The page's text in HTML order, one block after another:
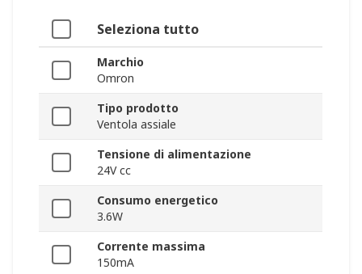
Seleziona tutto
Marchio
Omron
Tipo prodotto
Ventola assiale
Tensione di alimentazione
24V cc
Consumo energetico
3.6W
Corrente massima
150mA